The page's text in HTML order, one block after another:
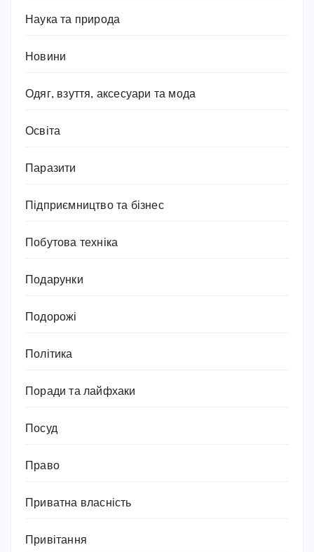
Наука та природа
Новини
Одяг, взуття, аксесуари та мода
Освіта
Паразити
Підприємництво та бізнес
Побутова техніка
Подарунки
Подорожі
Політика
Поради та лайфхаки
Посуд
Право
Приватна власність
Привітання